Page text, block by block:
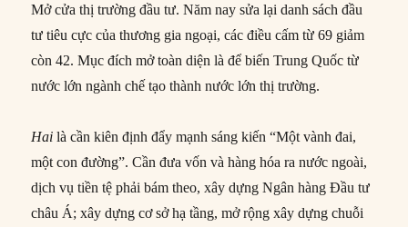
Mở cửa thị trường đầu tư. Năm nay sửa lại danh sách đầu
tư tiêu cực của thương gia ngoại, các điều cấm từ 69 giảm
còn 42. Mục đích mở toàn diện là để biến Trung Quốc từ
nước lớn ngành chế tạo thành nước lớn thị trường.
Hai là cần kiên định đẩy mạnh sáng kiến “Một vành đai,
một con đường”. Cần đưa vốn và hàng hóa ra nước ngoài,
dịch vụ tiền tệ phải bám theo, xây dựng Ngân hàng Đầu tư
châu Á; xây dựng cơ sở hạ tầng, mở rộng xây dựng chuỗi